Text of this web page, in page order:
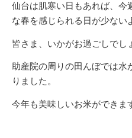
仙台は肌寒い日もあれば、今
な春を感じられる日が少ない
皆さま、いかがお過ごしでし
助産院の周りの田んぼでは水
りました。
今年も美味しいお米ができま